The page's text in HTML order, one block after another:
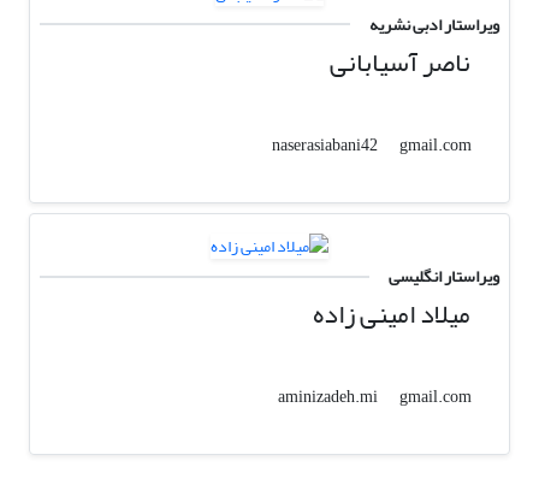
ویراستار ادبی نشریه
ناصر آسیابانی
naserasiabani42
gmail.com
ویراستار انگلیسی
میلاد امینی زاده
aminizadeh.mi
gmail.com